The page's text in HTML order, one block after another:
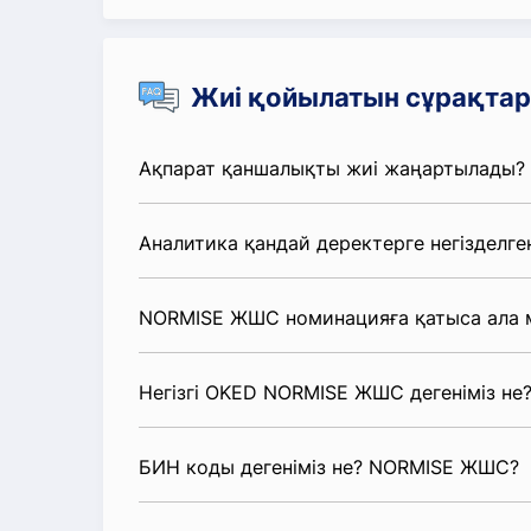
Жиі қойылатын сұрақтар
Ақпарат қаншалықты жиі жаңартылады?
Аналитика қандай деректерге
NORMISE ЖШС номинацияға қатыса ала
Негізгі OKED NORMISE ЖШС дегеніміз не?
БИН коды дегеніміз не? NORMISE ЖШС?